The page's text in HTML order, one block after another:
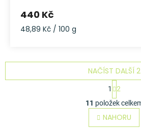
440 Kč
Měrná
48,89 Kč / 100 g
O
v
l
á
NAČÍST DALŠÍ 2
S
t
r
á
n
1
2
11 položek
NAHORU